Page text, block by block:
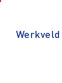
Werkveld